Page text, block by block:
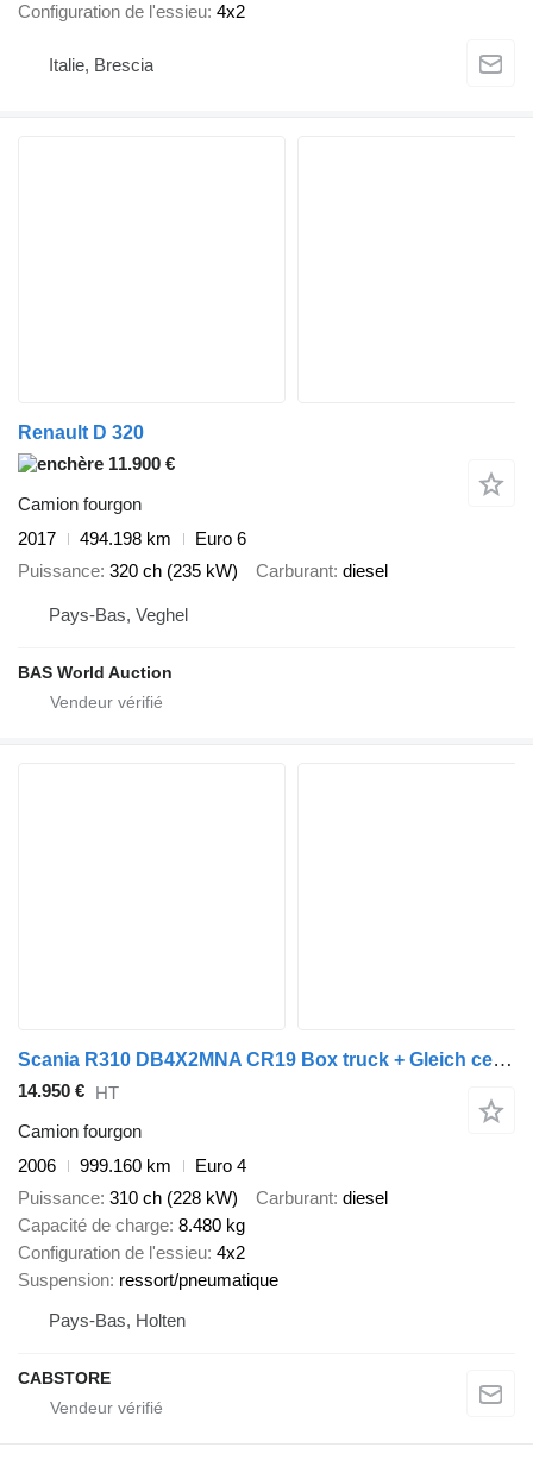
Configuration de l'essieu 4x2
Italie, Brescia
Renault D 320
11.900 €
Camion fourgon
2017
494.198 km
Euro 6
Puissance 320 ch (235 kW) Carburant diesel
Pays-Bas, Veghel
BAS World Auction
Scania R310 DB4X2MNA CR19 Box truck + Gleich center-axle trailer - Thro
14.950 € HT
Camion fourgon
2006
999.160 km
Euro 4
Puissance 310 ch (228 kW) Carburant diesel
Capacité de charge 8.480 kg
Configuration de l'essieu 4x2
Suspension ressort/pneumatique
Pays-Bas, Holten
CABSTORE